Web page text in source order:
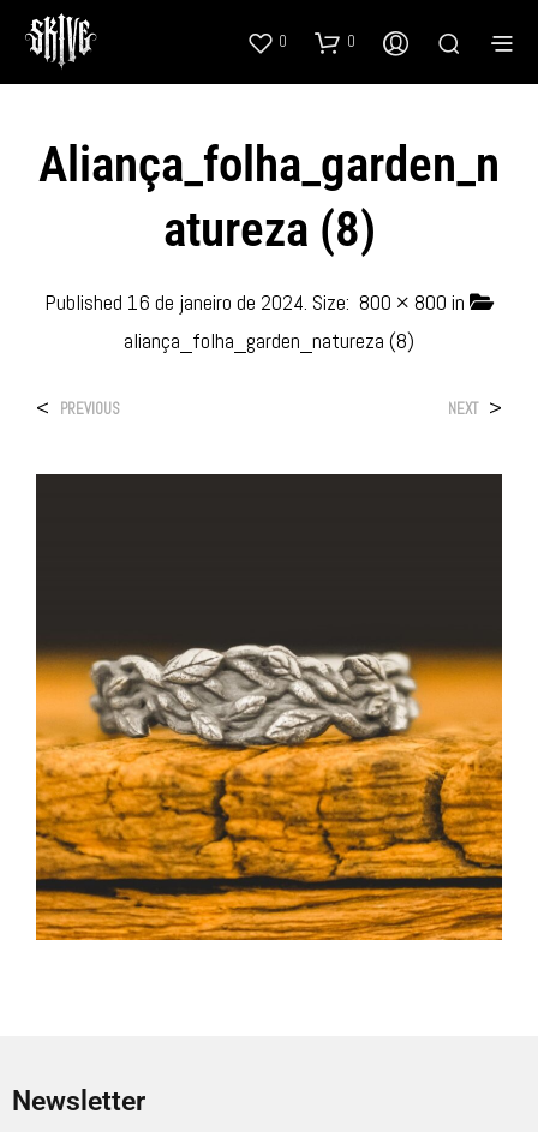
0 0
Aliança_folha_garden_n
Atureza (8)
Published 16 de janeiro de 2024. Size: 800 × 800 in
aliança_folha_garden_natureza (8)
< PREVIOUS NEXT >
Newsletter